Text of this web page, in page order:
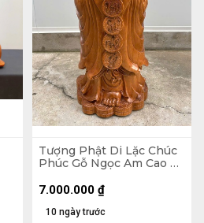
Tượng Phật Di Lặc Chúc
Phúc Gỗ Ngọc Am Cao 90
10 ngày trước
7.000.000 ₫